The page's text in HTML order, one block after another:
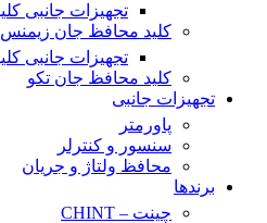
تجهیزات جانبی
کلید محافظ جان زیمنس
تجهیزات جانبی
کلید محافظ جان تکو
تجهیزات جانبی
پاورمتر
سنسور و کنترلر
محافظ ولتاژ و‌ جریان
برندها
چینت – CHINT